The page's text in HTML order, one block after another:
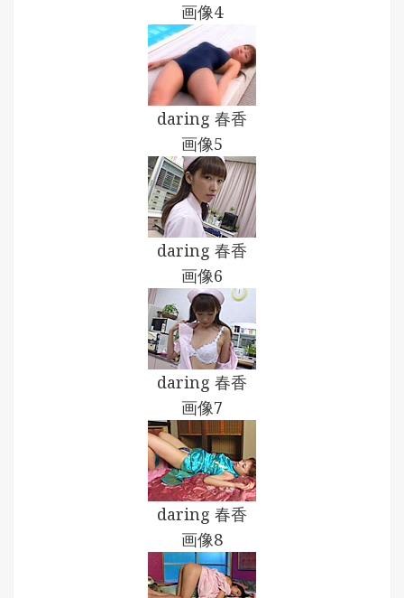
画像4
daring 春香
画像5
daring 春香
画像6
daring 春香
画像7
daring 春香
画像8